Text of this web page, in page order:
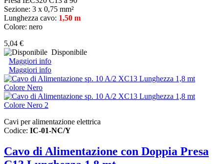
Sezione: 3 x 0,75 mm²
Lunghezza cavo: 1,50 m
Colore: nero
5,04 €
Disponibile
Maggiori info
Maggiori info
Cavi per alimentazione elettrica
Codice: IC-01-NC/Y
Cavo di Alimentazione con Doppia Presa